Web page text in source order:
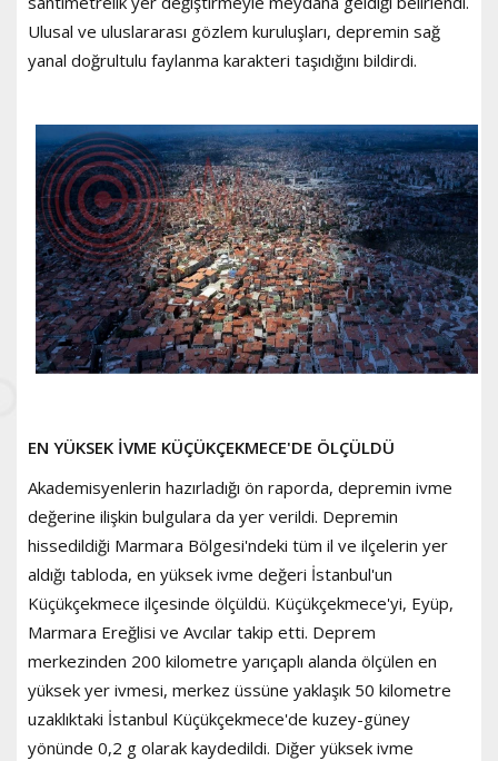
Ulusal ve uluslararası gözlem kuruluşları, depremin sağ
yanal doğrultulu faylanma karakteri taşıdığını bildirdi.
EN YÜKSEK İVME KÜÇÜKÇEKMECE'DE ÖLÇÜLDÜ
Akademisyenlerin hazırladığı ön raporda, depremin ivme
değerine ilişkin bulgulara da yer verildi. Depremin
hissedildiği Marmara Bölgesi'ndeki tüm il ve ilçelerin yer
aldığı tabloda, en yüksek ivme değeri İstanbul'un
Küçükçekmece ilçesinde ölçüldü. Küçükçekmece'yi, Eyüp,
Marmara Ereğlisi ve Avcılar takip etti. Deprem
merkezinden 200 kilometre yarıçaplı alanda ölçülen en
yüksek yer ivmesi, merkez üssüne yaklaşık 50 kilometre
uzaklıktaki İstanbul Küçükçekmece'de kuzey-güney
yönünde 0,2 g olarak kaydedildi. Diğer yüksek ivme